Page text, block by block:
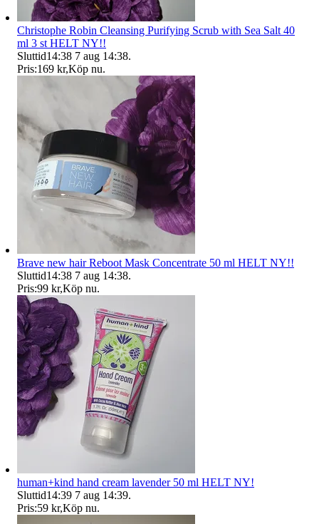
Christophe Robin Cleansing Purifying Scrub with Sea Salt 40
ml 3 st HELT NY!!
Sluttid14:38 7 aug 14:38.
Pris:169 kr,Köp nu.
Brave new hair Reboot Mask Concentrate 50 ml HELT NY!!
Sluttid14:38 7 aug 14:38.
Pris:99 kr,Köp nu.
human+kind hand cream lavender 50 ml HELT NY!
Sluttid14:39 7 aug 14:39.
Pris:59 kr,Köp nu.